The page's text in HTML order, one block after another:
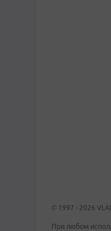
© 1997 - 2026
При любом